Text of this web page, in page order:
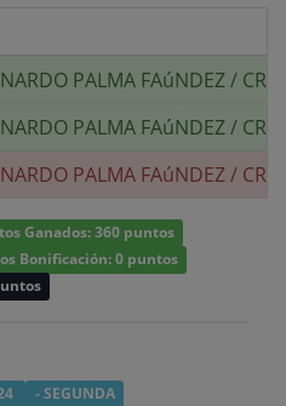
PALMA FAúNDEZ/
PALMA FAúNDEZ/
PALMA FAúNDEZ/
Ganados: 360 puntos
Bonificación: 0 puntos
- SEGUNDA